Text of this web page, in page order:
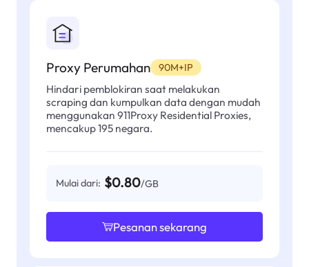
Proxy Perumahan 90M+IP
Hindari pemblokiran saat melakukan
scraping dan kumpulkan data dengan mudah
menggunakan 911Proxy Residential Proxies,
mencakup 195 negara.
Mulai dari: $0.80/GB
Pesanan sekarang